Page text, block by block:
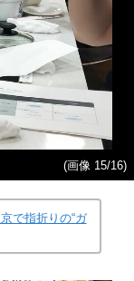
(画像 15/16)
で指折りの“ガ